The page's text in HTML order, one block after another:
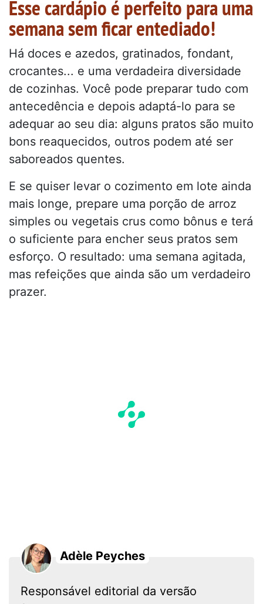
Esse cardápio é perfeito para uma
semana sem ficar entediado!
Há doces e azedos, gratinados, fondant,
crocantes... e uma verdadeira diversidade
de cozinhas. Você pode preparar tudo com
antecedência e depois adaptá-lo para se
adequar ao seu dia: alguns pratos são muito
bons reaquecidos, outros podem até ser
saboreados quentes.
E se quiser levar o cozimento em lote ainda
mais longe, prepare uma porção de arroz
simples ou vegetais crus como bônus e terá
o suficiente para encher seus pratos sem
esforço. O resultado: uma semana agitada,
mas refeições que ainda são um verdadeiro
prazer.
Adèle Peyches
Responsável editorial da versão